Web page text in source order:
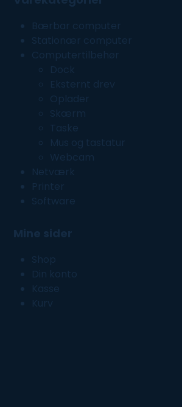
Bærbar computer
Stationær computer
Computertilbehør
Dock
Eksternt drev
Oplader
Skærm
Taske
Mus og tastatur
Webcam
Netværk
Printer
Software
Mine sider
Shop
Din konto
Kasse
Kurv